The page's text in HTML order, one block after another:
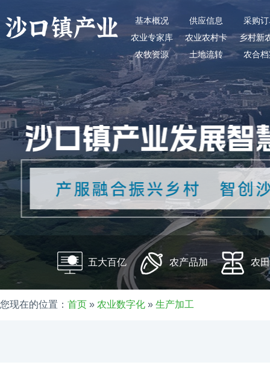
基本概况 供应信息
采购
农业专家库
农业农村卡
乡村新
农牧资源
土地流转 农合
五大百亿 农产品加 农
您现在的位置： 首页 » 农业数字化 » 生产加工